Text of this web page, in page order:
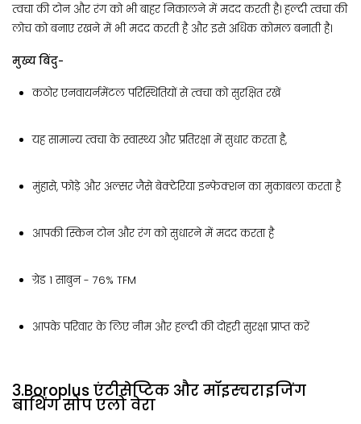
त्वचा की टोन और रंग को भी बाहर निकालने में मदद करती है। हल्दी त्वचा की
लोच को बनाए रखने में भी मदद करती है और इसे अधिक कोमल बनाती है।
मुख्य बिंदु-
कठोर एनवायर्नमेंटल परिस्थितियों से त्वचा को सुरक्षित रखें
यह सामान्य त्वचा के स्वास्थ्य और प्रतिरक्षा में सुधार करता है,
मुंहासे, फोड़े और अल्सर जैसे बेक्टेरिया इन्फेक्शन का मुकाबला करता है
आपकी स्किन टोन और रंग को सुधारने में मदद करता है
ग्रेड 1 साबुन - 76% TFM
आपके परिवार के लिए नीम और हल्दी की दोहरी सुरक्षा प्राप्त करें
3.Boroplus एंटीसेप्टिक और मॉइस्चराइजिंग
बाथिंग सोप एलो वेरा